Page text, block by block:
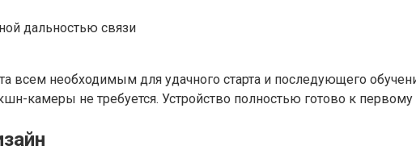
дальностью связи
всем необходимым для удачного старта и последующего
камеры не требуется. Устройство полностью готово к